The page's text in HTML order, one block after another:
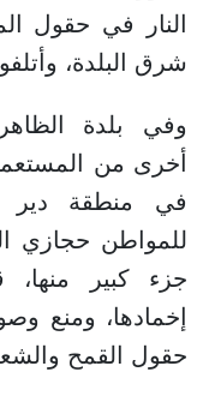
النار في حقول
شرق البلدة،
وفي بلدة
أخرى من
في منطقة دير
للمواطن حجازي
جزء كبير
إخمادها، ومنع
حقول القمح